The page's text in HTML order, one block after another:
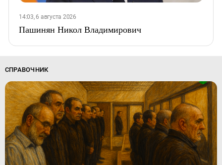
14:03, 6 августа 2026
Пашинян Никол Владимирович
СПРАВОЧНИК